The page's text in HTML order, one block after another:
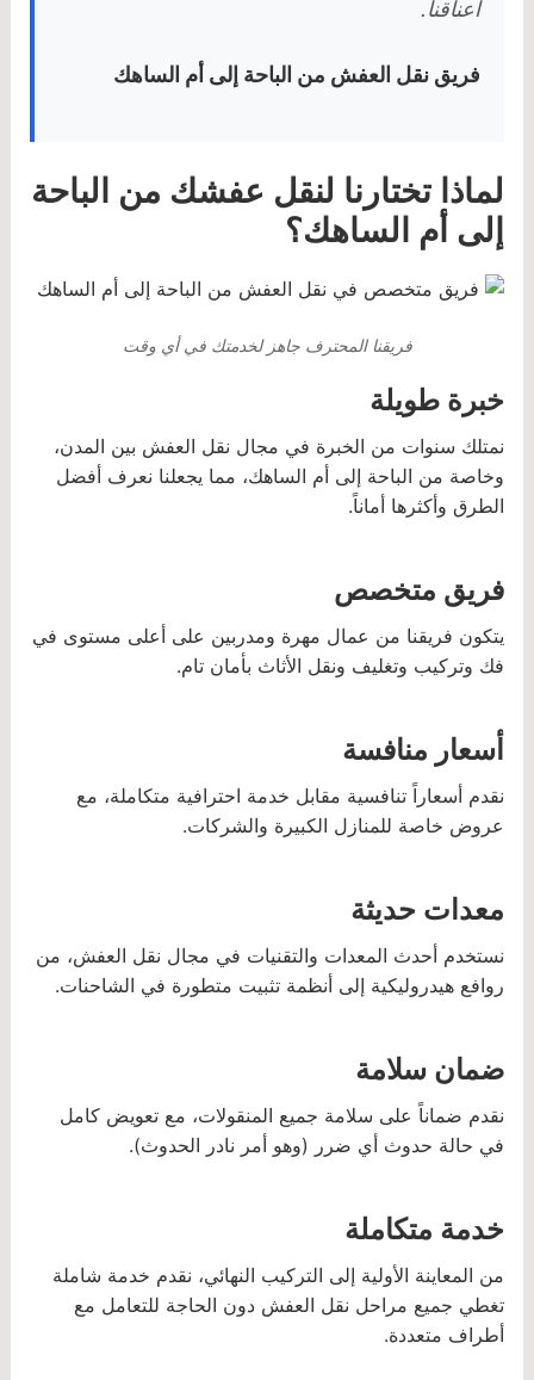
أعناقنا.
فريق نقل العفش من الباحة إلى أم الساهك
لماذا تختارنا لنقل عفشك من الباحة
إلى أم الساهك؟
فريقنا المحترف جاهز لخدمتك في أي وقت
خبرة طويلة
نمتلك سنوات من الخبرة في مجال نقل العفش بين المدن،
وخاصة من الباحة إلى أم الساهك، مما يجعلنا نعرف أفضل
الطرق وأكثرها أماناً.
فريق متخصص
يتكون فريقنا من عمال مهرة ومدربين على أعلى مستوى في
فك وتركيب وتغليف ونقل الأثاث بأمان تام.
أسعار منافسة
نقدم أسعاراً تنافسية مقابل خدمة احترافية متكاملة، مع
عروض خاصة للمنازل الكبيرة والشركات.
معدات حديثة
نستخدم أحدث المعدات والتقنيات في مجال نقل العفش، من
روافع هيدروليكية إلى أنظمة تثبيت متطورة في الشاحنات.
ضمان سلامة
نقدم ضماناً على سلامة جميع المنقولات، مع تعويض كامل
في حالة حدوث أي ضرر (وهو أمر نادر الحدوث).
خدمة متكاملة
من المعاينة الأولية إلى التركيب النهائي، نقدم خدمة شاملة
تغطي جميع مراحل نقل العفش دون الحاجة للتعامل مع
أطراف متعددة.